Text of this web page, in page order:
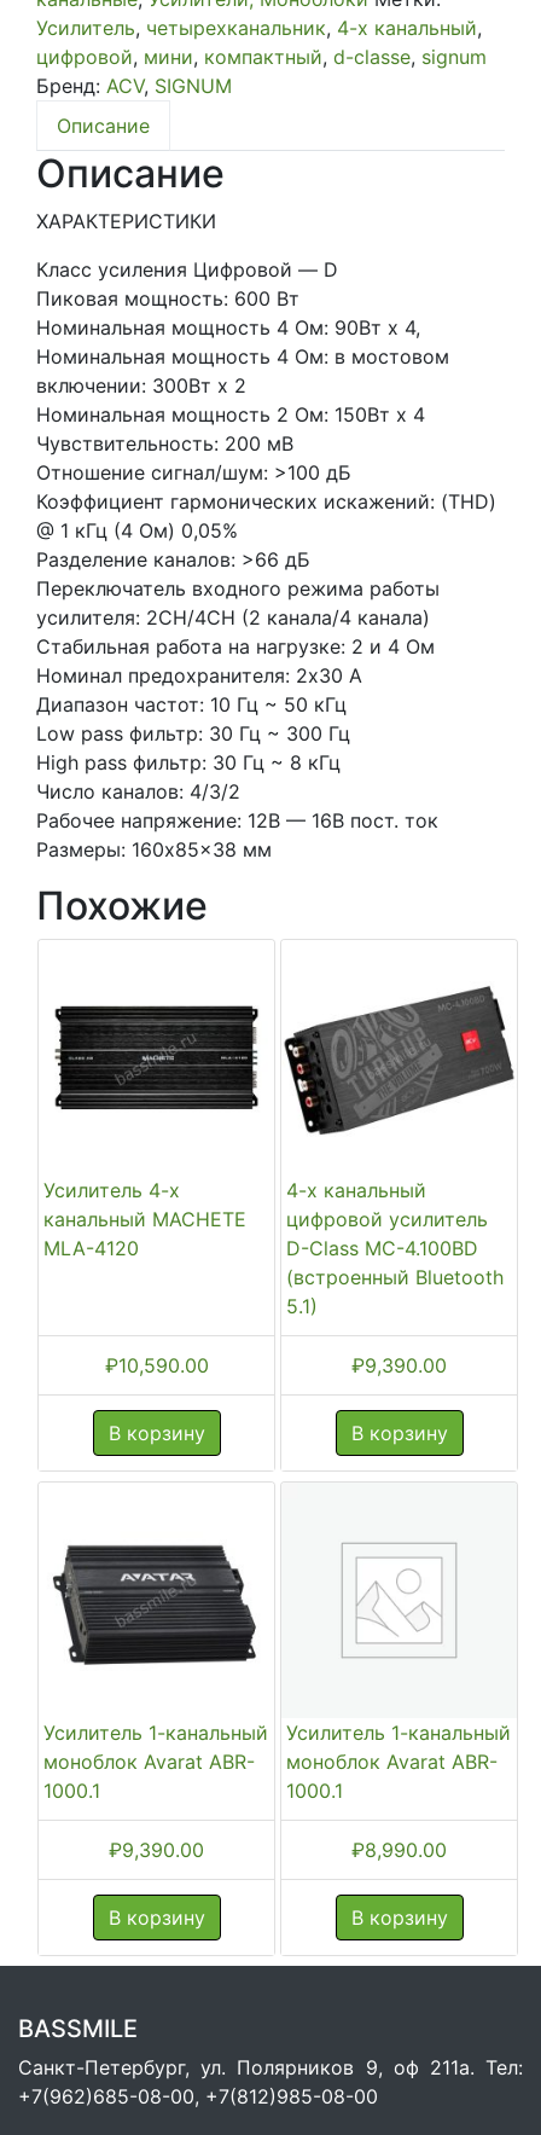
MC-
4.90D
Усилитель, четырехканальник, 4-х канальный,
цифровой, мини, компактный, d-classe, signum
Бренд: ACV, SIGNUM
Описание
Описание
ХАРАКТЕРИСТИКИ
Класс усиления Цифровой — D
Пиковая мощность: 600 Вт
Номинальная мощность 4 Ом: 90Вт х 4,
Номинальная мощность 4 Ом: в мостовом
включении: 300Вт х 2
Номинальная мощность 2 Ом: 150Вт х 4
Чувствительность: 200 мВ
Отношение сигнал/шум: >100 дБ
Коэффициент гармонических искажений: (THD)
@ 1 кГц (4 Ом) 0,05%
Разделение каналов: >66 дБ
Переключатель входного режима работы
усилителя: 2CH/4CH (2 канала/4 канала)
Стабильная работа на нагрузке: 2 и 4 Ом
Номинал предохранителя: 2х30 А
Диапазон частот: 10 Гц ~ 50 кГц
Low pass фильтр: 30 Гц ~ 300 Гц
High pass фильтр: 30 Гц ~ 8 кГц
Число каналов: 4/3/2
Рабочее напряжение: 12В — 16В пост. ток
Размеры: 160x85x38 мм
Похожие
Усилитель 4-х
канальный MACHETE
MLA-4120
₽10,590.00
В корзину
4-х канальный
цифровой усилитель
D-Class MC-4.100BD
(встроенный Bluetooth
5.1)
₽9,390.00
В корзину
Усилитель 1-канальный
моноблок Avarat ABR-
1000.1
₽9,390.00
В корзину
Усилитель 1-канальный
моноблок Avarat ABR-
1000.1
₽8,990.00
В корзину
BASSMILE
Санкт-Петербург, ул. Полярников 9, оф 211а. Тел:
+7(962)685-08-00, +7(812)985-08-00